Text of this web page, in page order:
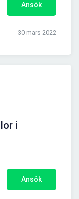
Ansök
30 mars 2022
i
Ansök